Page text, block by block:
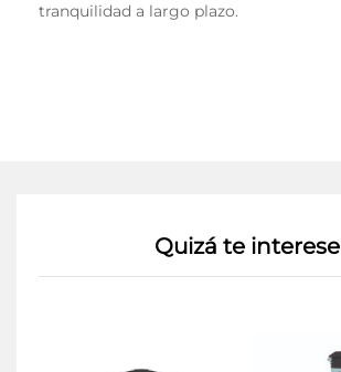
tranquilidad a largo plazo.
Quizá te interese